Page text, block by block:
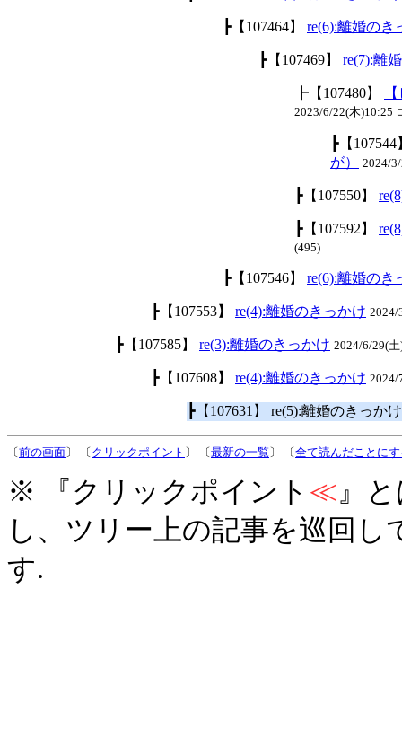
┣【107464】 re(6):離婚のき
┣【107469】 re(7):離
┣【107480】
2023/6/22(木)10:25
┣【
が）
2024/
┣【107550】
┣【107592】
(495)
┣【107546】 re(6):離婚のき
┣【107553】 re(4):離婚のきっかけ 2024/
┣【107585】 re(3):離婚のきっかけ 2024/6/29(
┣【107608】 re(4):離婚のきっかけ 2024/
┣【107631】 re(5):離婚のきっか
〔前の画面〕 〔 クリックポイント 〕 〔最新の一覧 〕 〔全て読んだことに
※ 『クリックポイント ≪』
し、ツリー上の記事を巡回
す.